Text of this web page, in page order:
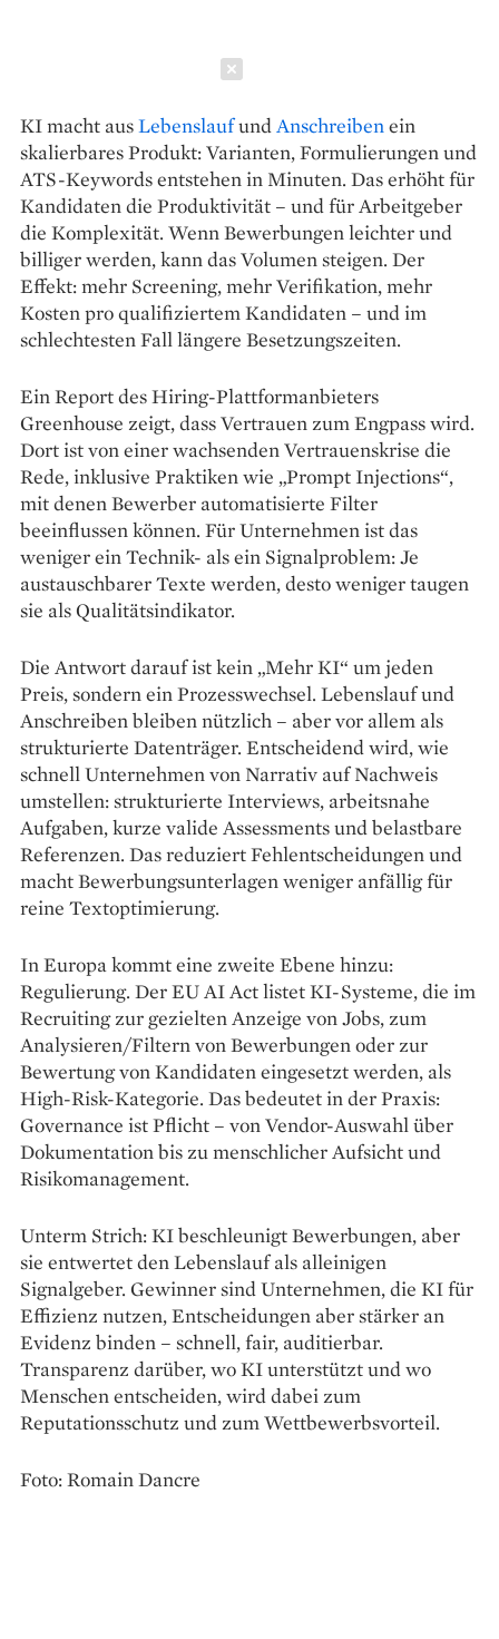
KI macht ausLebenslaufundAnschreibenein
skalierbares Produkt: Varianten, Formulierungen und
ATS-Keywords entstehen in Minuten. Das erhöht für
Kandidaten die Produktivität – und für Arbeitgeber
die Komplexität. Wenn Bewerbungen leichter und
billiger werden, kann das Volumen steigen. Der
Effekt: mehr Screening, mehr Verifikation, mehr
Kosten pro qualifiziertem Kandidaten – und im
schlechtesten Fall längere Besetzungszeiten.
Ein Report des Hiring-Plattformanbieters
Greenhouse zeigt, dass Vertrauen zum Engpass wird.
Dort ist von einer wachsenden Vertrauenskrise die
Rede, inklusive Praktiken wie „Prompt Injections“,
mit denen Bewerber automatisierte Filter
beeinflussen können. Für Unternehmen ist das
weniger ein Technik- als ein Signalproblem: Je
austauschbarer Texte werden, desto weniger taugen
sie als Qualitätsindikator.
Die Antwort darauf ist kein „Mehr KI“ um jeden
Preis, sondern ein Prozesswechsel. Lebenslauf und
Anschreiben bleiben nützlich – aber vor allem als
strukturierte Datenträger. Entscheidend wird, wie
schnell Unternehmen von Narrativ auf Nachweis
umstellen: strukturierte Interviews, arbeitsnahe
Aufgaben, kurze valide Assessments und belastbare
Referenzen. Das reduziert Fehlentscheidungen und
macht Bewerbungsunterlagen weniger anfällig für
reine Textoptimierung.
In Europa kommt eine zweite Ebene hinzu:
Regulierung. Der EU AI Act listet KI-Systeme, die im
Recruiting zur gezielten Anzeige von Jobs, zum
Analysieren/Filtern von Bewerbungen oder zur
Bewertung von Kandidaten eingesetzt werden, als
High-Risk-Kategorie. Das bedeutet in der Praxis:
Governance ist Pflicht – von Vendor-Auswahl über
Dokumentation bis zu menschlicher Aufsicht und
Risikomanagement.
Unterm Strich: KI beschleunigt Bewerbungen, aber
sie entwertet den Lebenslauf als alleinigen
Signalgeber. Gewinner sind Unternehmen, die KI für
Effizienz nutzen, Entscheidungen aber stärker an
Evidenz binden – schnell, fair, auditierbar.
Transparenz darüber, wo KI unterstützt und wo
Menschen entscheiden, wird dabei zum
Reputationsschutz und zum Wettbewerbsvorteil.
Foto: Romain Dancre